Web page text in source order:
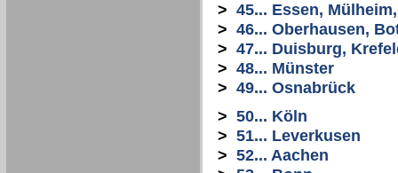
> 45... Essen,
> 46... Oberhausen,
> 47... Duisburg,
> 48... Münster
> 49... Osnabrück
> 50... Köln
> 51... Leverkusen
> 52... Aachen